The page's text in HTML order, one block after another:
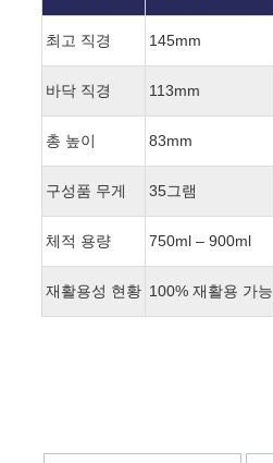
최고 직경 145mm
바닥 직경 113mm
총 높이 83mm
구성품 무게 35그램
체적 용량 750ml – 900ml
재활용성 현황 100% 재활용 가능